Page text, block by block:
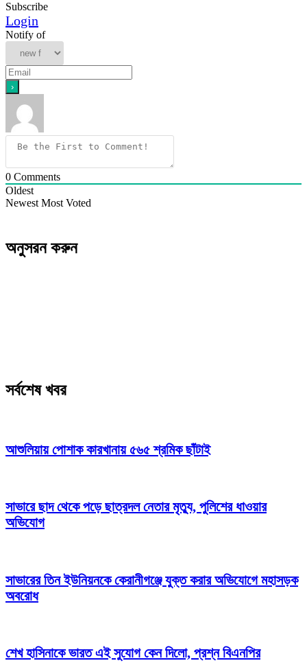
Subscribe
Login
Notify of
0 Comments
Oldest
Newest Most Voted
অনুসরন করুন
সর্বশেষ খবর
আশুলিয়ায় পোশাক কারখানায় ৫৬৫ শ্রমিক ছাঁটাই
সাভারে ছাদ থেকে পড়ে ছাত্রদল নেতার মৃত্যু, পুলিশের ধাওয়ার
অভিযোগ
সাভারের তিন ইউনিয়নকে কেরানীগঞ্জে যুক্ত করার অভিযোগে মহাসড়ক
অবরোধ
শেখ হাসিনাকে ভারত এই সুযোগ কেন দিলো, প্রশ্ন বিএনপির